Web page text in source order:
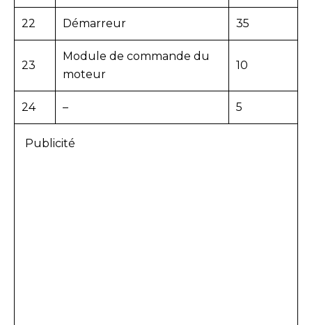
22 Démarreur 35
23
Module de commande du
moteur
10
24 – 5
Publicité